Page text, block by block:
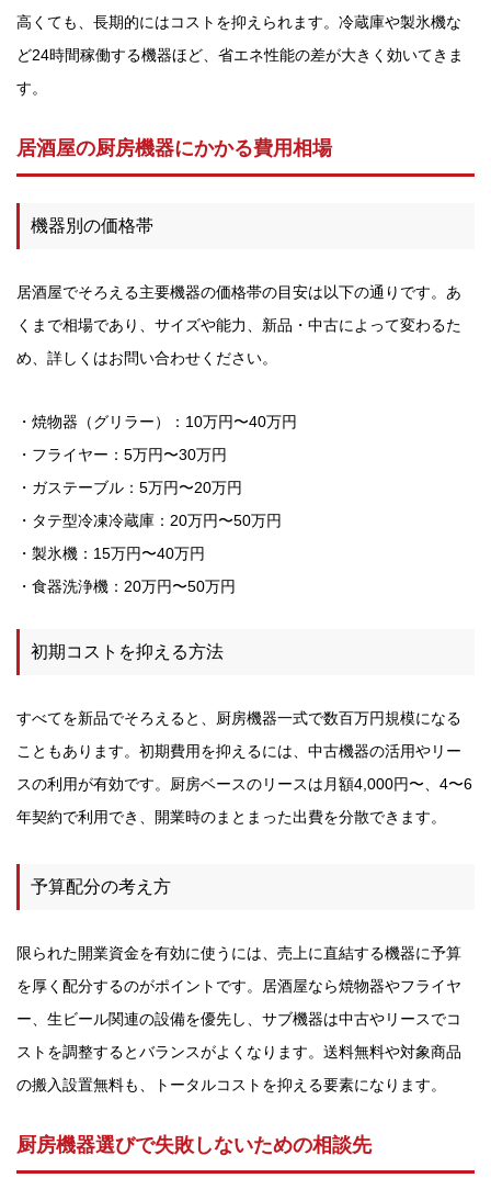
高くても、長期的にはコストを抑えられます。冷蔵庫や製氷機な
ど24時間稼働する機器ほど、省エネ性能の差が大きく効いてきま
す。
居酒屋の厨房機器にかかる費用相場
機器別の価格帯
居酒屋でそろえる主要機器の価格帯の目安は以下の通りです。あ
くまで相場であり、サイズや能力、新品・中古によって変わるた
め、詳しくはお問い合わせください。
・焼物器（グリラー）：10万円〜40万円
・フライヤー：5万円〜30万円
・ガステーブル：5万円〜20万円
・タテ型冷凍冷蔵庫：20万円〜50万円
・製氷機：15万円〜40万円
・食器洗浄機：20万円〜50万円
初期コストを抑える方法
すべてを新品でそろえると、厨房機器一式で数百万円規模になる
こともあります。初期費用を抑えるには、中古機器の活用やリー
スの利用が有効です。厨房ベースのリースは月額4,000円〜、4〜6
年契約で利用でき、開業時のまとまった出費を分散できます。
予算配分の考え方
限られた開業資金を有効に使うには、売上に直結する機器に予算
を厚く配分するのがポイントです。居酒屋なら焼物器やフライヤ
ー、生ビール関連の設備を優先し、サブ機器は中古やリースでコ
ストを調整するとバランスがよくなります。送料無料や対象商品
の搬入設置無料も、トータルコストを抑える要素になります。
厨房機器選びで失敗しないための相談先